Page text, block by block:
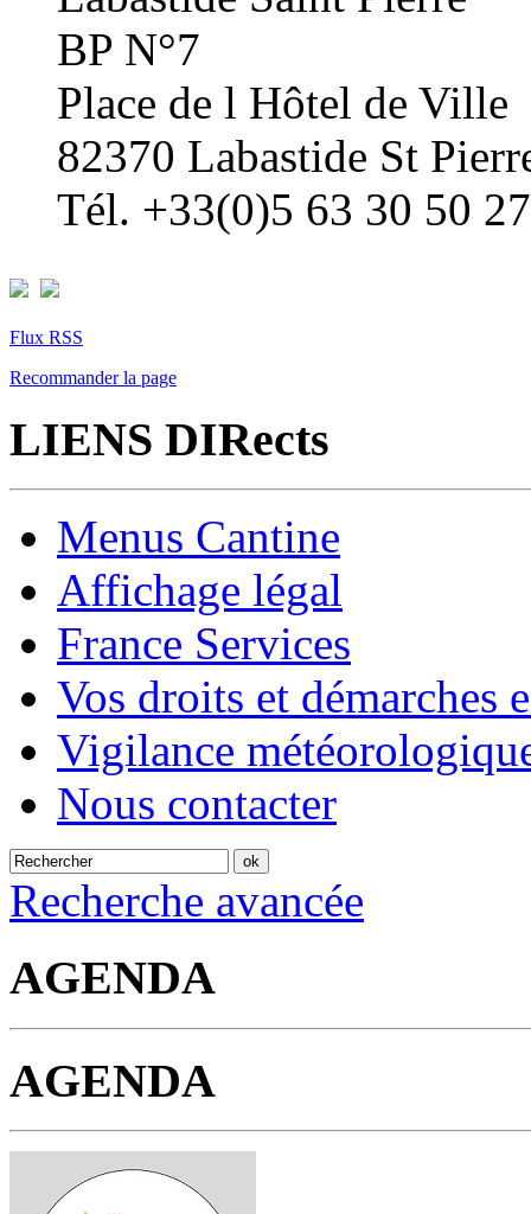
BP N°7
Place de l Hôtel de Ville
82370 Labastide St
Tél. +33(0)5 63 30 50 27
Flux RSS
Recommander la page
LIENS DIRects
Menus Cantine
Affichage légal
France Services
Vos droits et démarches
Vigilance
Nous contacter
Recherche avancée
AGENDA
AGENDA